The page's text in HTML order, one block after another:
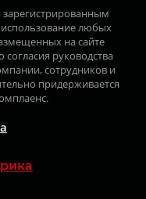
зарегистрированным
любых
на сайте
руководства
сотрудников и
придерживается